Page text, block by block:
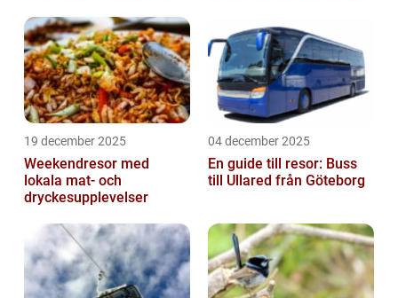
19 december 2025
Weekendresor med
lokala mat- och
dryckesupplevelser
04 december 2025
En guide till resor: Buss
till Ullared från Göteborg